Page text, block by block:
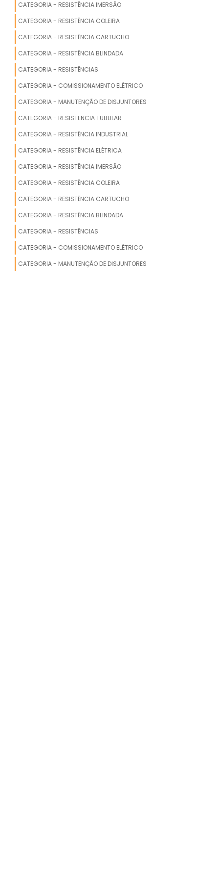
CATEGORIA - RESISTÊNCIA IMERSÃO
CATEGORIA - RESISTÊNCIA COLEIRA
CATEGORIA - RESISTÊNCIA CARTUCHO
CATEGORIA - RESISTÊNCIA BLINDADA
CATEGORIA - RESISTÊNCIAS
CATEGORIA - COMISSIONAMENTO ELÉTRICO
CATEGORIA - MANUTENÇÃO DE DISJUNTORES
CATEGORIA - RESISTENCIA TUBULAR
CATEGORIA - RESISTÊNCIA INDUSTRIAL
CATEGORIA - RESISTÊNCIA ELÉTRICA
CATEGORIA - RESISTÊNCIA IMERSÃO
CATEGORIA - RESISTÊNCIA COLEIRA
CATEGORIA - RESISTÊNCIA CARTUCHO
CATEGORIA - RESISTÊNCIA BLINDADA
CATEGORIA - RESISTÊNCIAS
CATEGORIA - COMISSIONAMENTO ELÉTRICO
CATEGORIA - MANUTENÇÃO DE DISJUNTORES